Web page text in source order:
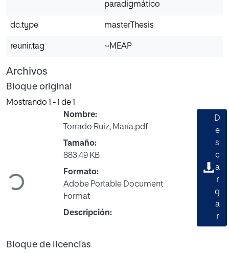
paradigmático
dc.type masterThesis
reunir.tag ~MEAP
Archivos
Bloque original
Mostrando 1 - 1 de 1
Cargando...
Nombre:
Torrado Ruiz, María.pdf
Tamaño:
883.49 KB
Formato:
Adobe Portable Document
Format
Descripción:
D
e
s
c
a
r
g
a
r
Bloque de licencias